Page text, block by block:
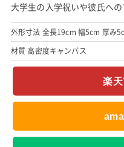
大学生の入学祝いや彼氏へ
外形寸法 全長19cm 幅5cm 厚み
材質 高密度キャンバス
楽